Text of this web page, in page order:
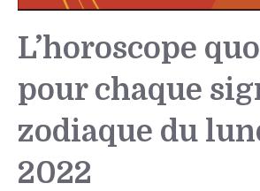
L’horoscope
pour chaque
zodiaque du
2022